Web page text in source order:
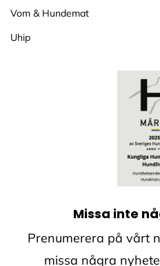
Vom & Hundemat
Uhip
Missa inte
Prenumerera på vårt
missa några